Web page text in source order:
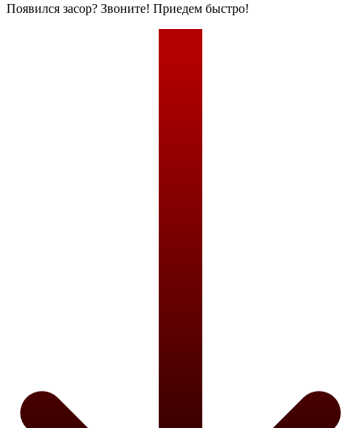
Появился засор? Звоните! Приедем быстро!